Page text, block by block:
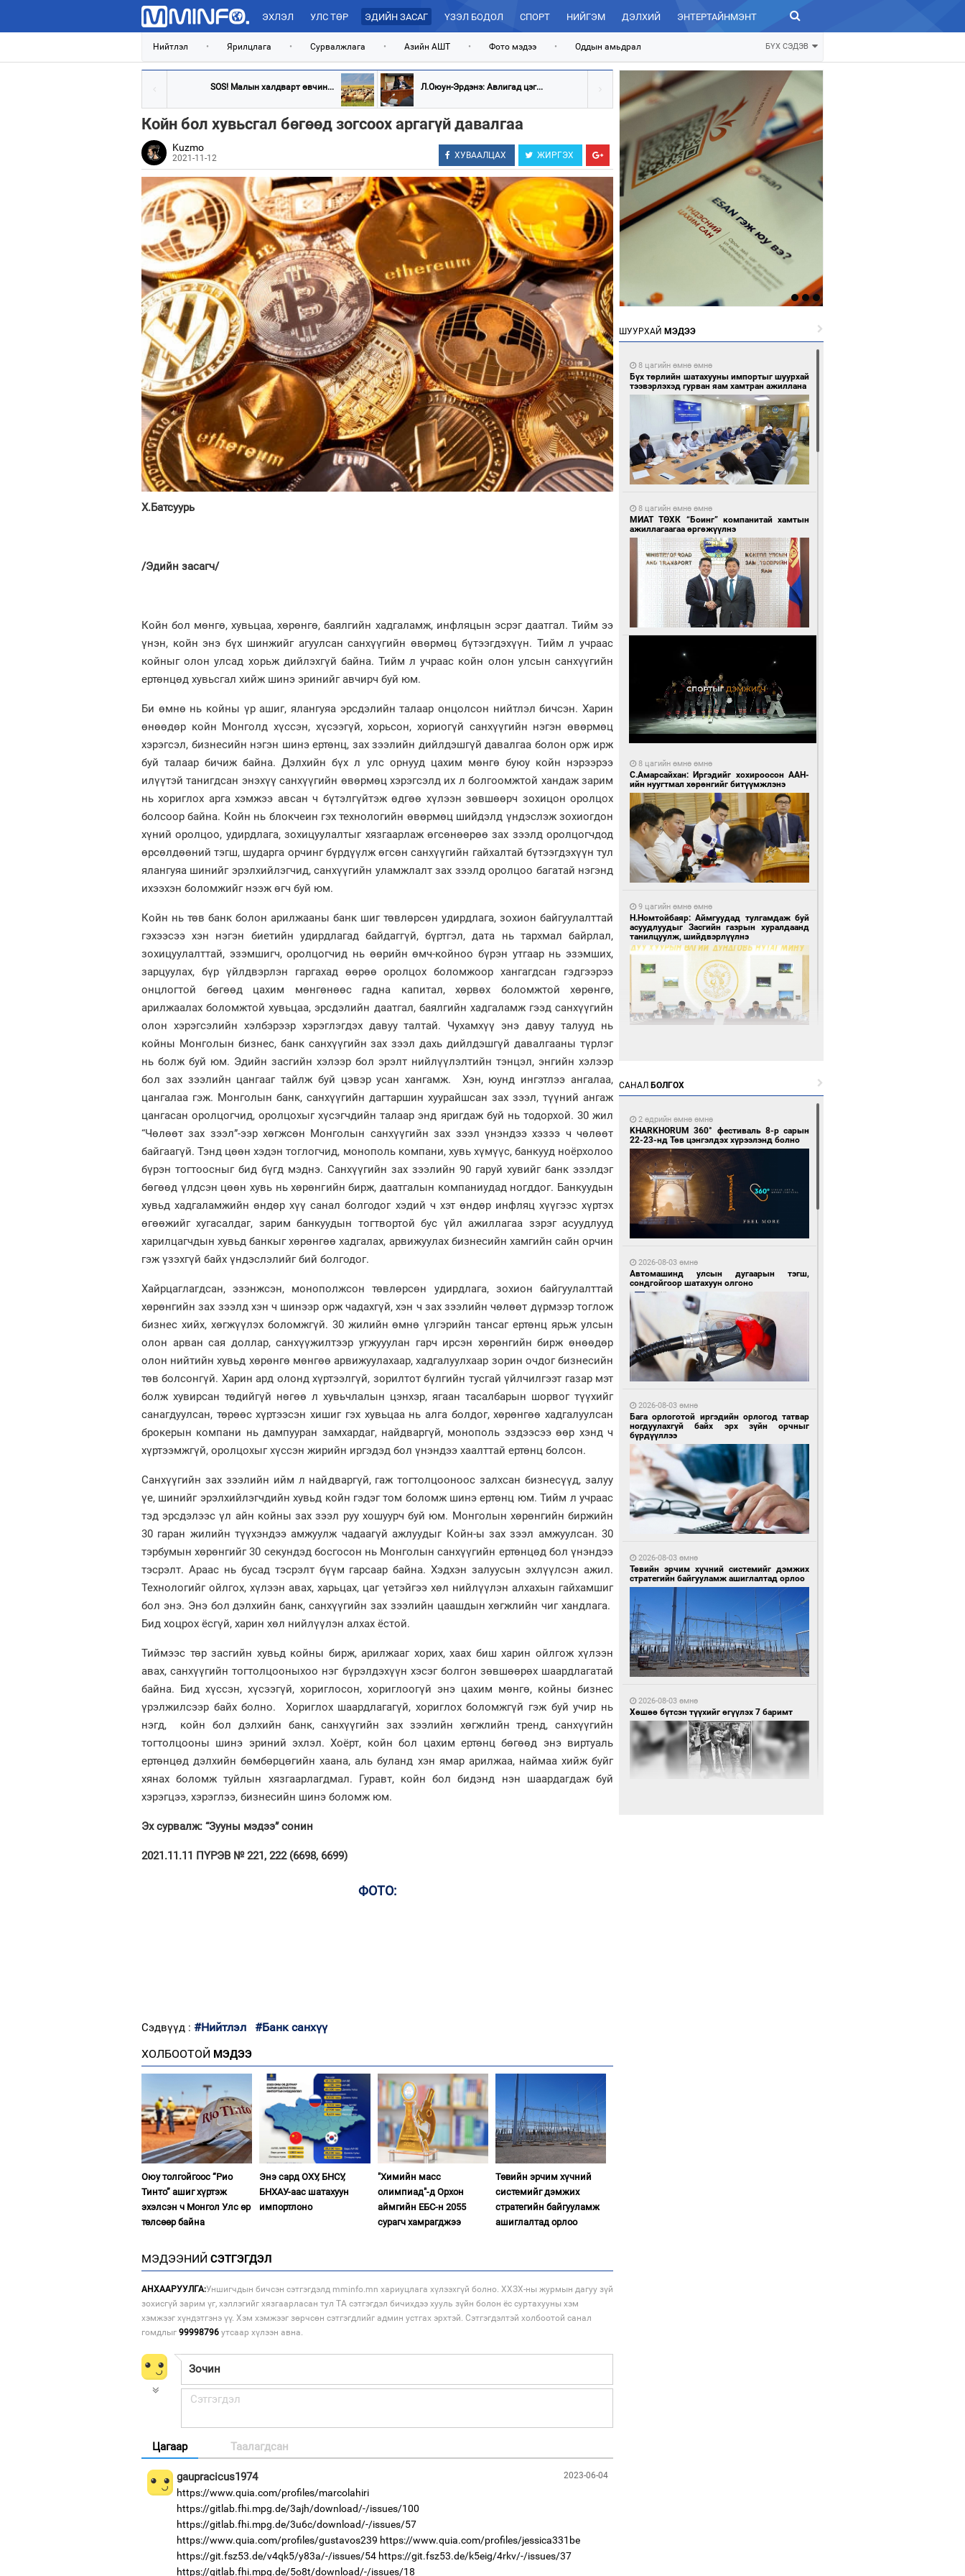
ЭХЛЭЛ УЛС ТӨР ЭДИЙН ЗАСАГ ҮЗЭЛ БОДОЛ СПОРТ НИЙГЭМ ДЭЛХИЙ ЭНТЕРТАЙНМЭНТ ЗУРХАЙ
Нийтлэл • Ярилцлага • Сурвалжлага • Азийн АШТ • Фото мэдээ • Оддын амьдрал БҮХ СЭДЭВ
SOS! Малын халдварт өвчин... Л.Оюун-Эрдэнэ: Авлигад цэг...
Койн бол хувьсгал бөгөөд зогсоох аргагүй давалгаа
Kuzmo
2021-11-12 ХУВААЛЦАХ ЖИРГЭХ
Х.Батсуурь
/Эдийн засагч/
Койн бол мөнгө, хувьцаа, хөрөнгө, баялгийн хадгаламж, инфляцын эсрэг даатгал. Тийм ээ
үнэн, койн энэ бүх шинжийг агуулсан санхүүгийн өвөрмөц бүтээгдэхүүн. Тийм л учраас
койныг олон улсад хорьж дийлэхгүй байна. Тийм л учраас койн олон улсын санхүүгийн
ертөнцөд хувьсгал хийж шинэ эринийг авчирч буй юм.
Би өмнө нь койны үр ашиг, ялангуяа эрсдэлийн талаар онцолсон нийтлэл бичсэн. Харин
өнөөдөр койн Монголд хүссэн, хүсээгүй, хорьсон, хориогүй санхүүгийн нэгэн өвөрмөц
хэрэгсэл, бизнесийн нэгэн шинэ ертөнц, зах зээлийн дийлдэшгүй давалгаа болон орж ирж
буй талаар бичиж байна. Дэлхийн бүх л улс орнууд цахим мөнгө буюу койн нэрээрээ
илүүтэй танигдсан энэхүү санхүүгийн өвөрмөц хэрэгсэлд их л болгоомжтой хандаж зарим
нь хориглох арга хэмжээ авсан ч бүтэлгүйтэж өдгөө хүлээн зөвшөөрч зохицон оролцох
болсоор байна. Койн нь блокчеин гэх технологийн өвөрмөц шийдэлд үндэслэж зохиогдон
хүний оролцоо, удирдлага, зохицуулалтыг хязгаарлаж өгсөнөөрөө зах зээлд оролцогчдод
өрсөлдөөний тэгш, шударга орчинг бүрдүүлж өгсөн санхүүгийн гайхалтай бүтээгдэхүүн тул
ялангуяа шинийг эрэлхийлэгчид, санхүүгийн уламжлалт зах зээлд оролцоо багатай нэгэнд
ихээхэн боломжийг нээж өгч буй юм.
Койн нь төв банк болон арилжааны банк шиг төвлөрсөн удирдлага, зохион байгуулалттай
гэхээсээ хэн нэгэн биетийн удирдлагад байдаггүй, бүртгэл, дата нь тархмал байрлал,
зохицуулалттай, эзэмшигч, оролцогчид нь өөрийн өмч-койноо бүрэн утгаар нь эзэмших,
зарцуулах, бүр үйлдвэрлэн гаргахад өөрөө оролцох боломжоор хангагдсан гэдгээрээ
онцлогтой бөгөөд цахим мөнгөнөөс гадна капитал, хөрвөх боломжтой хөрөнгө,
арилжаалах боломжтой хувьцаа, эрсдэлийн даатгал, баялгийн хадгаламж гээд санхүүгийн
олон хэрэгсэлийн хэлбэрээр хэрэглэгдэх давуу талтай. Чухамхүү энэ давуу талууд нь
койны Монголын бизнес, банк санхүүгийн зах зээл дахь дийлдэшгүй давалгааны түрлэг
нь болж буй юм. Эдийн засгийн хэлээр бол эрэлт нийлүүлэлтийн тэнцэл, энгийн хэлээр
бол зах зээлийн цангааг тайлж буй цэвэр усан хангамж. Хэн, юунд ингэтлээ ангалаа,
цангалаа гэж. Монголын банк, санхүүгийн дагтаршин хуурайшсан зах зээл, түүний ангаж
цангасан оролцогчид, оролцохыг хүсэгчдийн талаар энд яригдаж буй нь тодорхой. 30 жил
“Чөлөөт зах зээл”-ээр хөгжсөн Монголын санхүүгийн зах зээл үнэндээ хэзээ ч чөлөөт
байгаагүй. Тэнд цөөн хэдэн тоглогчид, монополь компани, хувь хүмүүс, банкууд ноёрхолоо
бүрэн тогтоосныг бид бүгд мэднэ. Санхүүгийн зах зээлийн 90 гаруй хувийг банк эзэлдэг
бөгөөд үлдсэн цөөн хувь нь хөрөнгийн бирж, даатгалын компаниудад ногддог. Банкуудын
хувьд хадгаламжийн өндөр хүү санал болгодог хэдий ч хэт өндөр инфляц хүүгээс хүртэх
өгөөжийг хугасалдаг, зарим банкуудын тогтвортой бус үйл ажиллагаа зэрэг асуудлууд
харилцагчдын хувьд банкыг хөрөнгөө хадгалах, арвижуулах бизнесийн хамгийн сайн орчин
гэж үзэхгүй байх үндэслэлийг бий болгодог.
Хайрцаглагдсан, эзэнжсэн, монополжсон төвлөрсөн удирдлага, зохион байгуулалттай
хөрөнгийн зах зээлд хэн ч шинээр орж чадахгүй, хэн ч зах зээлийн чөлөөт дүрмээр тоглож
бизнес хийх, хөгжүүлэх боломжгүй. 30 жилийн өмнө үлгэрийн тансаг ертөнц ярьж улсын
олон арван сая доллар, санхүүжилтээр угжууулан гарч ирсэн хөрөнгийн бирж өнөөдөр
олон нийтийн хувьд хөрөнгө мөнгөө арвижуулахаар, хадгалуулхаар зорин очдог бизнесийн
төв болсонгүй. Харин ард олонд хүртээлгүй, зорилтот бүлгийн тусгай үйлчилгээт газар мэт
болж хувирсан төдийгүй нөгөө л хувьчлалын цэнхэр, ягаан тасалбарын шорвог түүхийг
санагдуулсан, төрөөс хүртээсэн хишиг гэх хувьцаа нь алга болдог, хөрөнгөө хадгалуулсан
брокерын компани нь дампууран замхардаг, найдваргүй, монополь эздээсээ өөр хэнд ч
хүртээмжгүй, оролцохыг хүссэн жирийн иргэдэд бол үнэндээ хаалттай ертөнц болсон.
Санхүүгийн зах зээлийн ийм л найдваргүй, гаж тогтолцооноос залхсан бизнесүүд, залуу
үе, шинийг эрэлхийлэгчдийн хувьд койн гэдэг том боломж шинэ ертөнц юм. Тийм л учраас
тэд эрсдэлээс үл айн койны зах зээл руу хошуурч буй юм. Монголын хөрөнгийн биржийн
30 гаран жилийн түүхэндээ амжуулж чадаагүй ажлуудыг Койн-ы зах зээл амжуулсан. 30
тэрбумын хөрөнгийг 30 секундэд босгосон нь Монголын санхүүгийн ертөнцөд бол үнэндээ
тэсрэлт. Араас нь бусад тэсрэлт бүүм гарсаар байна. Хэдхэн залуусын эхлүүлсэн ажил.
Технологийг ойлгох, хүлээн авах, харьцах, цаг үетэйгээ хөл нийлүүлэн алхахын гайхамшиг
бол энэ. Энэ бол дэлхийн банк, санхүүгийн зах зээлийн цаашдын хөгжлийн чиг хандлага.
Бид хоцрох ёсгүй, харин хөл нийлүүлэн алхах ёстой.
Тиймээс төр засгийн хувьд койны бирж, арилжааг хорих, хаах биш харин ойлгож хүлээн
авах, санхүүгийн тогтолцооныхоо нэг бүрэлдэхүүн хэсэг болгон зөвшөөрөх шаардлагатай
байна. Бид хүссэн, хүсээгүй, хориглосон, хориглоогүй энэ цахим мөнгө, койны бизнес
үрэлжилсээр байх болно. Хориглох шаардлагагүй, хориглох боломжгүй гэж буй учир нь
нэгд, койн бол дэлхийн банк, санхүүгийн зах зээлийн хөгжлийн тренд, санхүүгийн
тогтолцооны шинэ эриний эхлэл. Хоёрт, койн бол цахим ертөнц бөгөөд энэ виртуаль
ертөнцөд дэлхийн бөмбөрцөгийн хаана, аль буланд хэн ямар арилжаа, наймаа хийж буйг
хянах боломж туйлын хязгаарлагдмал. Гуравт, койн бол бидэнд нэн шаардагдаж буй
хэрэгцээ, хэрэглээ, бизнесийн шинэ боломж юм.
Эх сурвалж: “Зууны мэдээ” сонин
2021.11.11 ПҮРЭВ № 221, 222 (6698, 6699)
ФОТО:
Сэдвүүд : #Нийтлэл
#Банк санхүү
ХОЛБООТОЙ МЭДЭЭ
Оюу толгойгоос “Рио
Тинто” ашиг хүртэж
эхэлсэн ч Монгол Улс өр
төлсөөр байна
Энэ сард ОХУ, БНСУ,
БНХАУ-аас шатахуун
импортлоно
"Химийн масс
олимпиад"-д Орхон
аймгийн ЕБС-н 2055
сурагч хамрагджээ
Төвийн эрчим хүчний
системийг дэмжих
стратегийн байгууламж
ашиглалтад орлоо
МЭДЭЭНИЙ СЭТГЭГДЭЛ
АНХААРУУЛГА:Уншигчдын бичсэн сэтгэгдэлд mminfo.mn хариуцлага хүлээхгүй болно. ХХЗХ-ны журмын дагуу зүй
зохисгүй зарим үг, хэллэгийг хязгаарласан тул ТА сэтгэгдэл бичихдээ хууль зүйн болон ёс суртахууны хэм
хэмжээг хүндэтгэнэ үү. Хэм хэмжээг зөрчсөн сэтгэгдлийг админ устгах эрхтэй. Сэтгэгдэлтэй холбоотой санал
гомдлыг 99998796 утсаар хүлээн авна.
Цагаар Таалагдсан
2023-06-04
gaupracicus1974
https://www.quia.com/profiles/marcolahiri
https://gitlab.fhi.mpg.de/3ajh/download/-/issues/100
https://gitlab.fhi.mpg.de/3u6c/download/-/issues/57
https://www.quia.com/profiles/gustavos239 https://www.quia.com/profiles/jessica331be
https://git.fsz53.de/v4qk5/y83a/-/issues/54 https://git.fsz53.de/k5eig/4rkv/-/issues/37
https://gitlab.fhi.mpg.de/5o8t/download/-/issues/18
ШУУРХАЙ МЭДЭЭ
8 цагийн өмнө өмнө
Бүх төрлийн шатахууны импортыг шуурхай
тээвэрлэхэд гурван яам хамтран ажиллана
8 цагийн өмнө өмнө
МИАТ ТӨХК “Боинг” компанитай хамтын
ажиллагаагаа өргөжүүлнэ
8 цагийн өмнө өмнө
С.Амарсайхан: Иргэдийг хохироосон ААН-
ийн нуугтмал хөрөнгийг битүүмжлэнэ
9 цагийн өмнө өмнө
Н.Номтойбаяр: Аймгуудад тулгамдаж буй
асуудлуудыг Засгийн газрын хуралдаанд
танилцуулж, шийдвэрлүүлнэ
дугаартай автомашинтай иргэдэд шатахуун
олгоно
17 цагийн өмнө өмнө
С.Бямбацогт Зүүн Азийн эрэгтэйчүүдийн
тамирчдад амжилт хүслээ
17 цагийн өмнө өмнө
Согтуугаар тээврийн хэрэгсэл жолоодсон
95 зөрчил бүртгэгдлээ
17 цагийн өмнө өмнө
Автобензин, дизель түлшний онцгой албан
татварыг тэглэлээ
17 цагийн өмнө өмнө
Санхүүгийн хэмнэлтийн горимд эрүүл
мэндийн салбар хамаарахгүй
САНАЛ БОЛГОХ
2 өдрийн өмнө өмнө
KHARKHORUM 360° фестиваль 8-р сарын
22-23-нд Төв цэнгэлдэх хүрээлэнд болно
2026-08-03 өмнө
Автомашинд улсын дугаарын тэгш,
сондгойгоор шатахуун олгоно
2026-08-03 өмнө
Бага орлоготой иргэдийн орлогод татвар
ногдуулахгүй байх эрх зүйн орчныг
бүрдүүллээ
2026-08-03 өмнө
Төвийн эрчим хүчний системийг дэмжих
стратегийн байгууламж ашиглалтад орлоо
2026-08-03 өмнө
Хөшөө бүтсэн түүхийг өгүүлэх 7 баримт